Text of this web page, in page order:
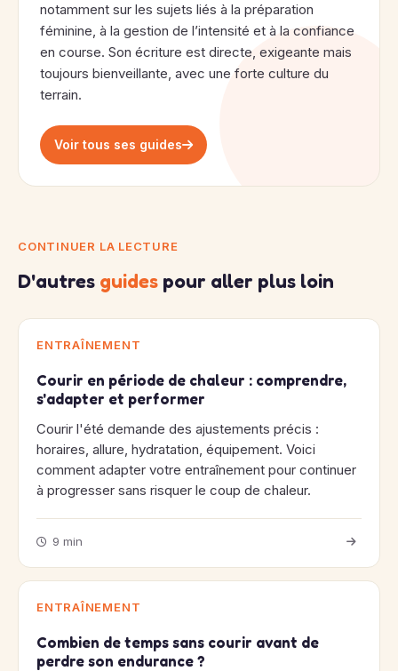
notamment sur les sujets liés à la préparation
féminine, à la gestion de l’intensité et à la confiance
en course. Son écriture est directe, exigeante mais
toujours bienveillante, avec une forte culture du
terrain.
Voir tous ses guides
CONTINUER LA LECTURE
D'autres guides pour aller plus loin
ENTRAÎNEMENT
Courir en période de chaleur : comprendre,
s'adapter et performer
Courir l'été demande des ajustements précis :
horaires, allure, hydratation, équipement. Voici
comment adapter votre entraînement pour continuer
à progresser sans risquer le coup de chaleur.
9 min
ENTRAÎNEMENT
Combien de temps sans courir avant de
perdre son endurance ?